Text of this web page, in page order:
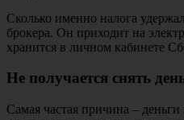
Сколько именно налога
брокера. Он приходит на
хранится в личном кабинете
Не получается снять
Самая частая причина – деньги